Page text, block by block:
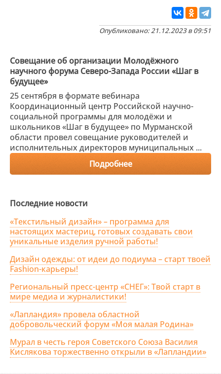
Опубликовано: 21.12.2023 в 09:51
Совещание об организации Молодёжного
научного форума Северо-Запада России «Шаг в
будущее»
25 сентября в формате вебинара
Координационный центр Российской научно-
социальной программы для молодёжи и
школьников «Шаг в будущее» по Мурманской
области провел совещание руководителей и
исполнительных директоров муниципальных ...
Подробнее
Последние новости
«Текстильный дизайн» – программа для
настоящих мастериц, готовых создавать свои
уникальные изделия ручной работы!
Дизайн одежды: от идеи до подиума – старт твоей
Fashion-карьеры!
Региональный пресс-центр «СНЕГ»: Твой старт в
мире медиа и журналистики!
«Лапландия» провела областной
добровольческий форум «Моя малая Родина»
Мурал в честь героя Советского Союза Василия
Кислякова торжественно открыли в «Лапландии»